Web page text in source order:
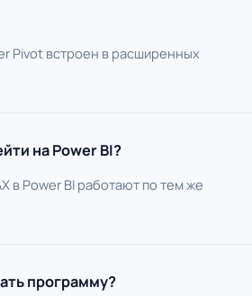
Pivot встроен в расширенных
на Power BI?
в Power BI работают по тем же
программу?